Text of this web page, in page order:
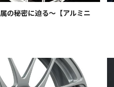
の秘密に迫る〜【アルミニ